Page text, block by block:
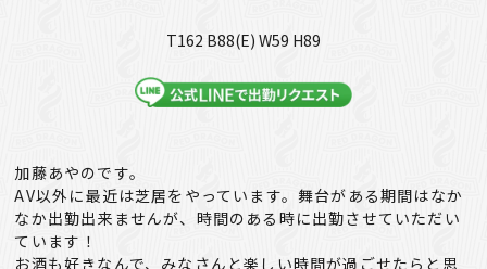
T162 B88(E) W59 H89
加藤あやのです。
AV以外に最近は芝居をやっています。舞台がある期間はなか
なか出勤出来ませんが、時間のある時に出勤させていただい
ています！
お酒も好きなんで、みなさんと楽しい時間が過ごせたらと思